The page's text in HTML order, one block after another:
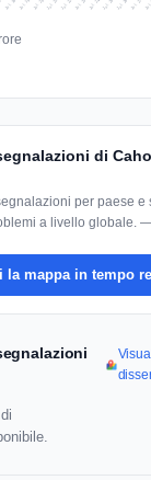
Jul 18 Jul 19 Jul 20 Jul 21 Jul 22 Jul 23 Jul 24 Jul 25 Jul 26 Jul 27
di
per paese e
a livello globale.
la mappa in tempo